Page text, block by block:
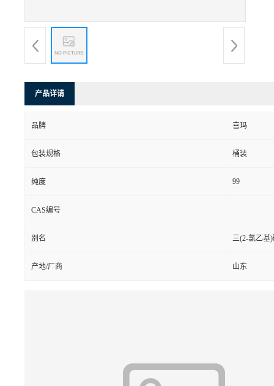
产品详请
品牌 喜玛
包装规格 桶装
纯度 99
CAS编号
别名 三(2-氯乙基
产地/厂商 山东